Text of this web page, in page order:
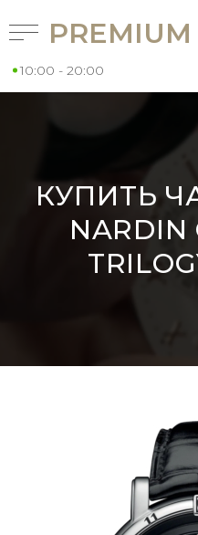
PREMIUM
10:00 - 20:00
КУПИТЬ
NARDIN